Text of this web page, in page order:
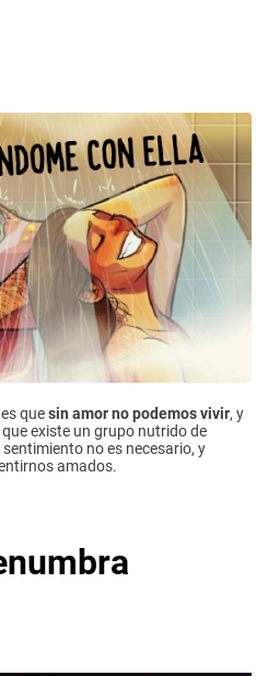
quesin amor no podemos vivir, y
existe un grupo nutrido de
no es necesario, y
amados.